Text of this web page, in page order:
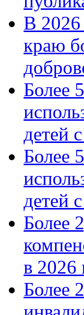
В 2026
краю
Более
детей
Более
детей
Более
в 2026
Более